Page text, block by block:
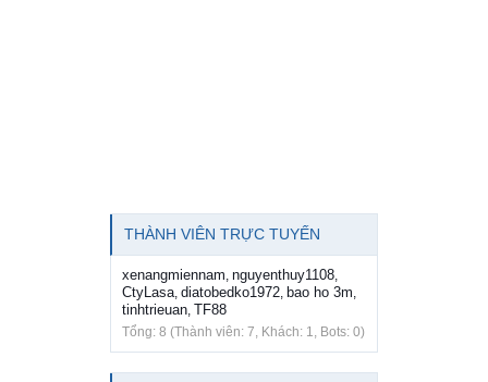
THÀNH VIÊN TRỰC TUYẾN
xenangmiennam nguyenthuy1108
CtyLasa diatobedko1972 bao ho 3m
tinhtrieuan TF88
Tổng: 8 (Thành viên: 7, Khách: 1, Bots: 0)